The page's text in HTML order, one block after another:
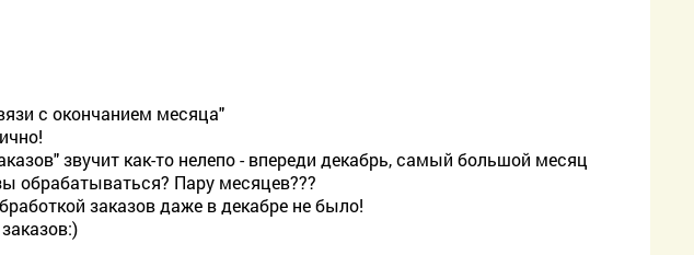
с окончанием месяца"
звучит как-то нелепо - впереди декабрь, самый большой месяц
обрабатываться? Пару месяцев???
заказов даже в декабре не было!